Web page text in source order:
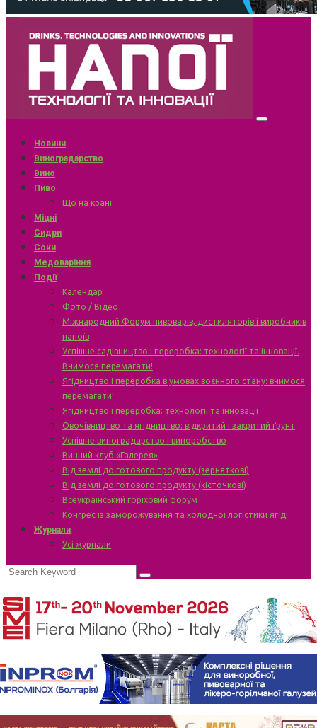
Новини
Виноградарство
Вино
Пиво
Що на крані
Міцні
Сидри
Соки
Медоваріння
Події
Календар
Фото / Відео
Міжнародний Форум пивоварів, дистиляторів і виробників
напоїв
Успішне садівництво і переробка: технології та інновації.
Вчимося перемагати!
Ягідництво і переробка в умовах воєнного стану: вчимося
перемагати!
Ягідництво і переробка: технології та інновації
Овочівництво та ягідництво: відкритий і закритий ґрунт
Успішне виноградарство і виноробство
Винний клуб «Галерея»
Від землі до готового продукту (зерняткові)
Від землі до готового продукту (кісточкові)
Всеукраїнський горіховий форум
Конгрес із заморожування та холодної логістики ягід
Журнали
Усі журнали